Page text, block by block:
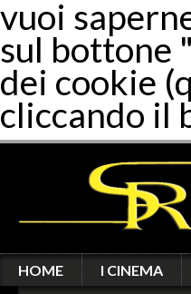
vuoi
sul bottone
dei cookie
cliccando il
HOME I CINEMA